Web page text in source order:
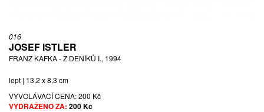
016
JOSEF ISTLER
FRANZ KAFKA - Z DENÍKŮ I., 1994
lept | 13,2 x 8,3 cm
VYVOLÁVACÍ CENA:200 Kč
VYDRAŽENO ZA: 200 Kč